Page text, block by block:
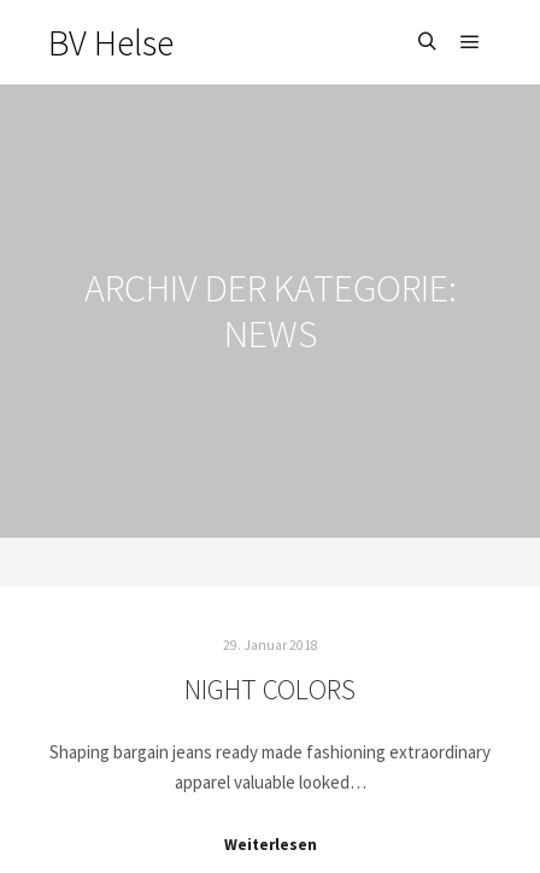
BV Helse
ARCHIV DER KATEGORIE:
NEWS
29. Januar 2018
NIGHT COLORS
Shaping bargain jeans ready made fashioning extraordinary
apparel valuable looked…
Weiterlesen